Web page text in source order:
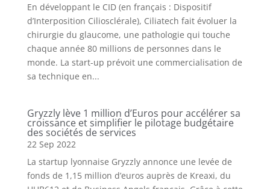
En développant le CID (en français : Dispositif
d’Interposition Ciliosclérale), Ciliatech fait évoluer la
chirurgie du glaucome, une pathologie qui touche
chaque année 80 millions de personnes dans le
monde. La start-up prévoit une commercialisation de
sa technique en...
Gryzzly lève 1 million d’Euros pour accélérer sa
croissance et simplifier le pilotage budgétaire
des sociétés de services
22 Sep 2022
La startup lyonnaise Gryzzly annonce une levée de
fonds de 1,15 million d’euros auprès de Kreaxi, du